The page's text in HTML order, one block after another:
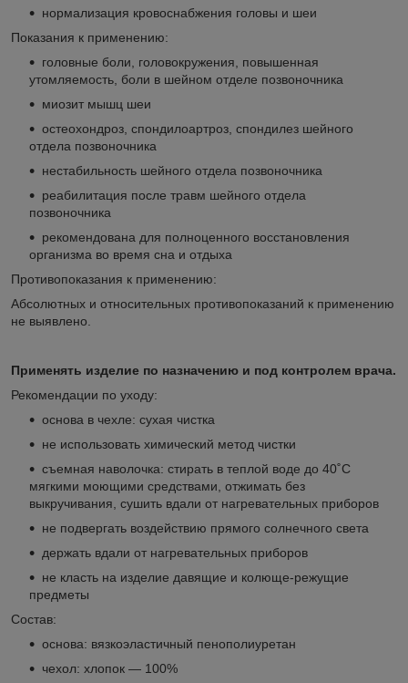
нормализация кровоснабжения головы и шеи
Показания к применению:
головные боли, головокружения, повышенная
утомляемость, боли в шейном отделе позвоночника
миозит мышц шеи
остеохондроз, спондилоартроз, спондилез шейного
отдела позвоночника
нестабильность шейного отдела позвоночника
реабилитация после травм шейного отдела
позвоночника
рекомендована для полноценного восстановления
организма во время сна и отдыха
Противопоказания к применению:
Абсолютных и относительных противопоказаний к применению
не выявлено.
Применять изделие по назначению и под контролем врача.
Рекомендации по уходу:
основа в чехле: сухая чистка
не использовать химический метод чистки
съемная наволочка: стирать в теплой воде до 40˚С
мягкими моющими средствами, отжимать без
выкручивания, сушить вдали от нагревательных приборов
не подвергать воздействию прямого солнечного света
держать вдали от нагревательных приборов
не класть на изделие давящие и колюще-режущие
предметы
Состав:
основа: вязкоэластичный пенополиуретан
чехол: хлопок — 100%